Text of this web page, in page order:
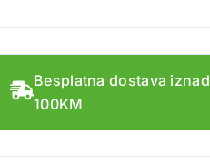
Besplatna dostava iznad
100KM